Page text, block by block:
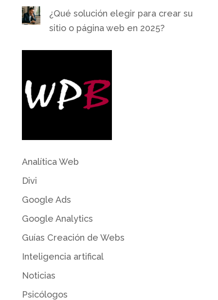
¿Qué solución elegir para crear su
sitio o página web en 2025?
Analítica Web
Divi
Google Ads
Google Analytics
Guías Creación de Webs
Inteligencia artifical
Noticias
Psicólogos